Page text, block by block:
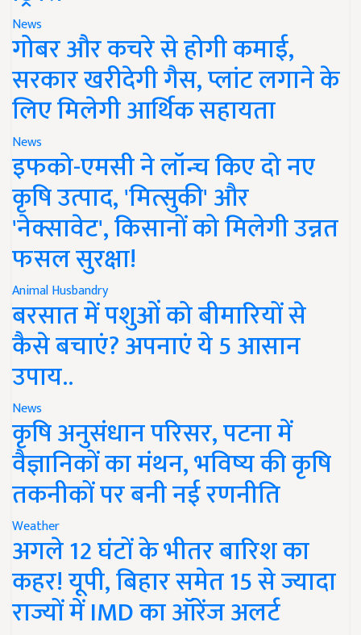
News
गोबर और कचरे से होगी कमाई,
सरकार खरीदेगी गैस, प्लांट लगाने के
लिए मिलेगी आर्थिक सहायता
News
इफको-एमसी ने लॉन्च किए दो नए
कृषि उत्पाद, 'मित्सुकी' और
'नेक्सावेट', किसानों को मिलेगी उन्नत
फसल सुरक्षा!
Animal Husbandry
बरसात में पशुओं को बीमारियों से
कैसे बचाएं? अपनाएं ये 5 आसान
उपाय..
News
कृषि अनुसंधान परिसर, पटना में
वैज्ञानिकों का मंथन, भविष्य की कृषि
तकनीकों पर बनी नई रणनीति
Weather
अगले 12 घंटों के भीतर बारिश का
कहर! यूपी, बिहार समेत 15 से ज्यादा
राज्यों में IMD का ऑरेंज अलर्ट